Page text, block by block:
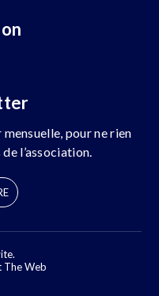
pour ne rien
l’association.
The Web